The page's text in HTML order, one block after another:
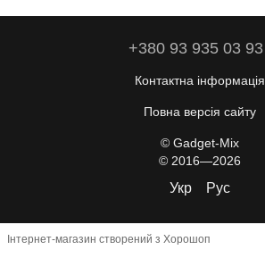
+380 93 935 03 93
Контактна інформація
Повна версія сайту
© Gadget-Mix
© 2016—2026
Укр Рус
Інтернет-магазин створений з Хорошоп